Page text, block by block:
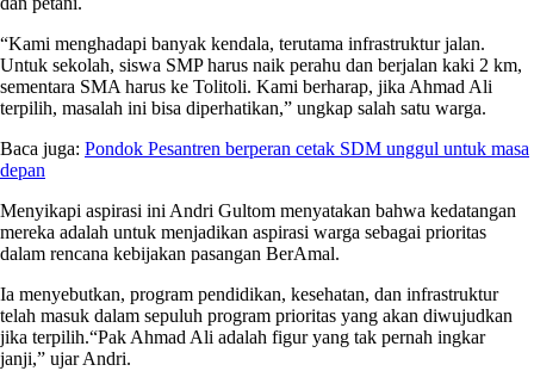
“Kami menghadapi banyak kendala, terutama infrastruktur jalan.
Untuk sekolah, siswa SMP harus naik perahu dan berjalan kaki 2 km,
sementara SMA harus ke Tolitoli. Kami berharap, jika Ahmad Ali
terpilih, masalah ini bisa diperhatikan,” ungkap salah satu warga.
Baca juga: Pondok Pesantren berperan cetak SDM unggul untuk masa
depan
Menyikapi aspirasi ini Andri Gultom menyatakan bahwa kedatangan
mereka adalah untuk menjadikan aspirasi warga sebagai prioritas
dalam rencana kebijakan pasangan BerAmal.
Ia menyebutkan, program pendidikan, kesehatan, dan infrastruktur
telah masuk dalam sepuluh program prioritas yang akan diwujudkan
jika terpilih.“Pak Ahmad Ali adalah figur yang tak pernah ingkar
janji,” ujar Andri.